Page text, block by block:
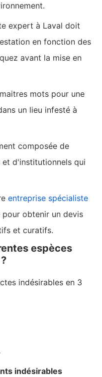
expert à Laval doit
en fonction des
avant la mise en
mots pour une
un lieu infesté à
composée de
d'institutionnels qui
entreprise spécialiste
pour obtenir un devis
et curatifs.
espèces
indésirables en 3
indésirables